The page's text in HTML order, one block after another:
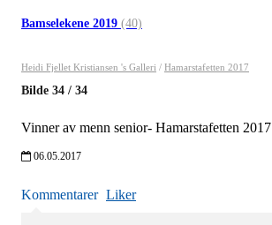
Bamselekene 2019 (40)
Heidi Fjellet Kristiansen 's Galleri / Hamarstafetten 2017
Bilde 34 / 34
Vinner av menn senior- Hamarstafetten 2017
06.05.2017
Kommentarer Liker